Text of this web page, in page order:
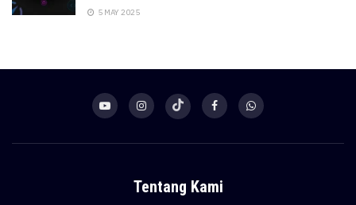
5 MAY 2025
Tentang Kami